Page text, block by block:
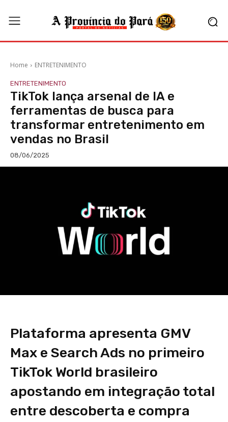
Home ENTRETENIMENTO
ENTRETENIMENTO
TikTok lança arsenal de IA e
ferramentas de busca para
transformar entretenimento em
vendas no Brasil
08/06/2025
Plataforma apresenta GMV
Max e Search Ads no primeiro
TikTok World brasileiro
apostando em integração total
entre descoberta e compra